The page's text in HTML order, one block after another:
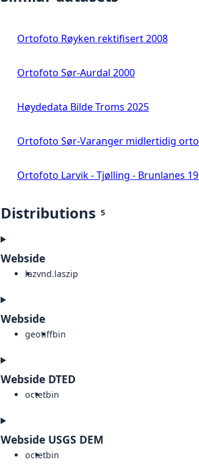
Ortofoto Røyken rektifisert 2008
Ortofoto Sør-Aurdal 2000
Høydedata Bilde Troms 2025
Ortofoto Sør-Varanger midlertidig
Ortofoto Larvik - Tjølling - Brunlanes
Distributions 5
Webside
lazvnd.laszip
Webside
geotiffbin
Webside DTED
octetbin
Webside USGS DEM
octetbin